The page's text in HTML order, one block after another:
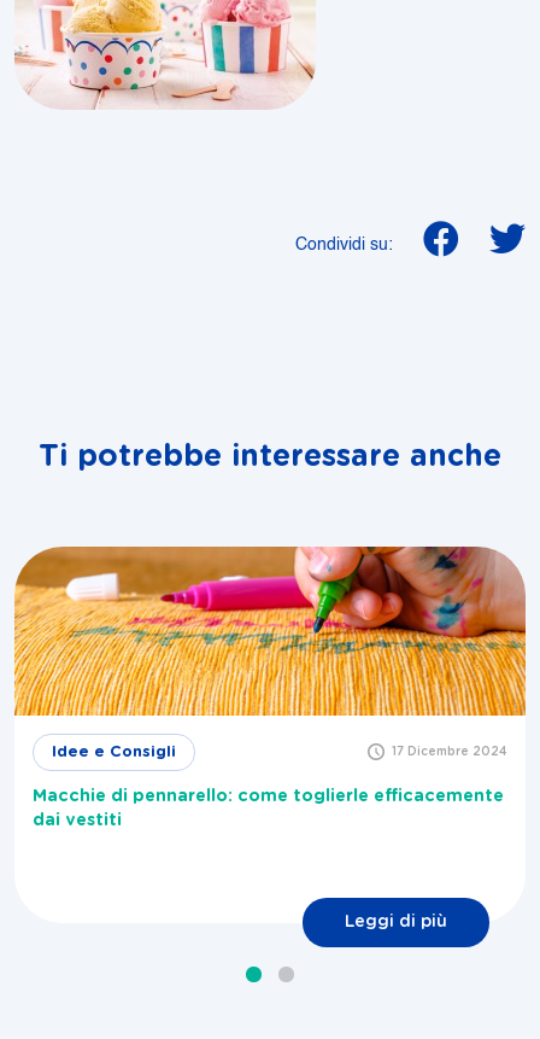
Condividi su:
Ti potrebbe interessare anche
Idee e Consigli 17 Dicembre 2024
Macchie di pennarello: come toglierle efficacemente
dai vestiti
Leggi di più